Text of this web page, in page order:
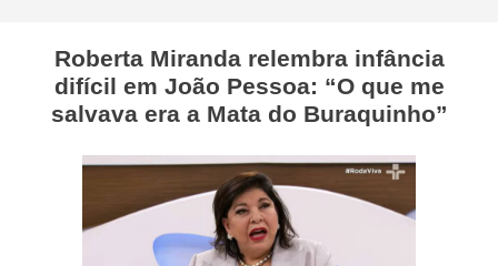
Roberta Miranda relembra infância
difícil em João Pessoa: “O que me
salvava era a Mata do Buraquinho”